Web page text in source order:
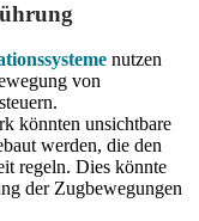
nutzen
von
könnten unsichtbare
werden, die den
regeln. Dies könnte
der Zugbewegungen